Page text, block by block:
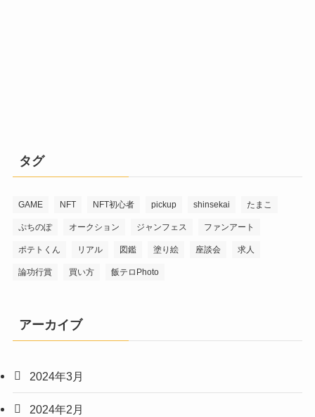
タグ
GAME NFT NFT初心者 pickup shinsekai たまこ
ぷちのぽ オークション ジャンフェス ファンアート
ポテトくん リアル 図鑑 塗り絵 座談会 求人
論功行賞 買い方 飯テロPhoto
アーカイブ
2024年3月
2024年2月